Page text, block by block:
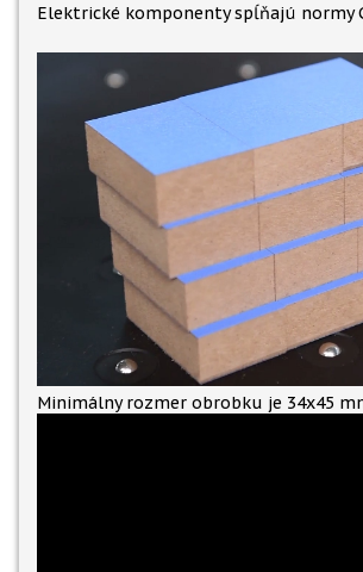
Elektrické komponenty spĺňajú normy
Minimálny rozmer obrobku je 34x45